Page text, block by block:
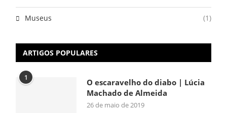
Museus (1)
ARTIGOS POPULARES
1
O escaravelho do diabo | Lúcia
Machado de Almeida
26 de maio de 2019